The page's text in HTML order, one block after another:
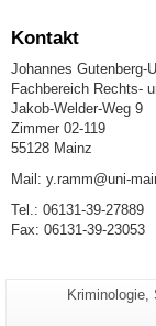
Kontakt
Johannes Gutenberg-
Fachbereich Rechts-
Jakob-Welder-Weg 9
Zimmer 02-119
55128 Mainz
Mail: y.ramm@uni-
Tel.: 06131-39-27889
Fax: 06131-39-23053
Seiten-
Kriminologie,